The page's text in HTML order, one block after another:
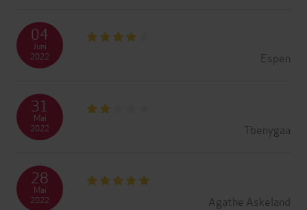
Espen
04
Juni
2022
Tbenygaa
31
Mai
2022
Agathe Askeland
28
Mai
2022